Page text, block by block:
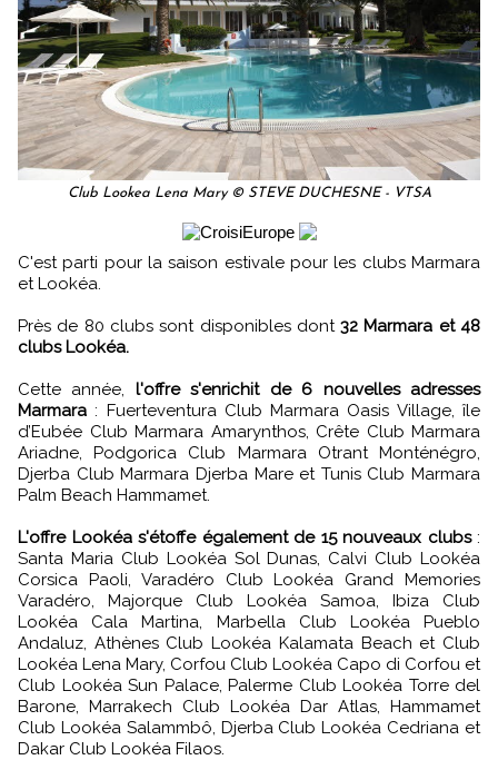
Club Lookea Lena Mary © STEVE DUCHESNE - VTSA
C'est parti pour la saison estivale pour les clubs Marmara
et Lookéa.
Près de 80 clubs sont disponibles dont32 Marmara et 48
clubs Lookéa.
Cette année,
l'offre s'enrichit de 6 nouvelles adresses
Marmara : Fuerteventura Club Marmara Oasis Village, île
d’Eubée Club Marmara Amarynthos, Crête Club Marmara
Ariadne, Podgorica Club Marmara Otrant Monténégro,
Djerba Club Marmara Djerba Mare et Tunis Club Marmara
Palm Beach Hammamet.
L'offre Lookéa s'étoffe également de 15 nouveaux clubs:
Santa Maria Club Lookéa Sol Dunas, Calvi Club Lookéa
Corsica Paoli, Varadéro Club Lookéa Grand Memories
Varadéro, Majorque Club Lookéa Samoa, Ibiza Club
Lookéa Cala Martina, Marbella Club Lookéa Pueblo
Andaluz, Athènes Club Lookéa Kalamata Beach et Club
Lookéa Lena Mary, Corfou Club Lookéa Capo di Corfou et
Club Lookéa Sun Palace, Palerme Club Lookéa Torre del
Barone, Marrakech Club Lookéa Dar Atlas, Hammamet
Club Lookéa Salammbô, Djerba Club Lookéa Cedriana et
Dakar Club Lookéa Filaos.